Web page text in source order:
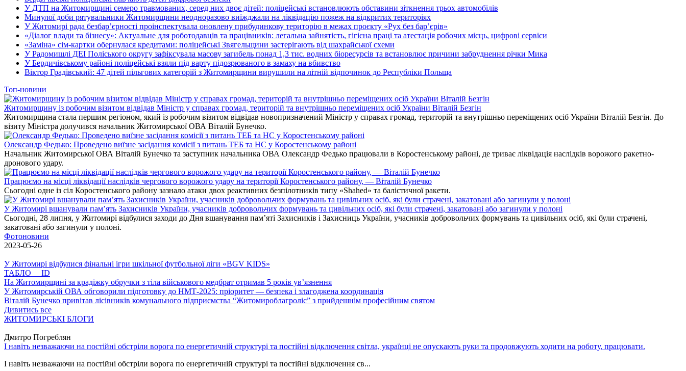
У ДТП на Житомирщині семеро травмованих, серед них двоє дітей: поліцейські встановлюють обставини зіткнення трьох автомобілів
Минулої доби рятувальники Житомирщини неодноразово виїжджали на ліквідацію пожеж на відкритих територіях
У Житомирі рада безбар’єрності проінспектувала оновлену прибудинкову територію в межах проєкту «Рух без бар’єрів»
«Діалог влади та бізнесу»: Актуальне для роботодавців та працівників: легальна зайнятість, гігієна праці та атестація робочих місць, цифрові сервіси
«Заміна» сім-картки обернулася кредитами: поліцейські Звягельщини застерігають від шахрайської схеми
У Радомишлі ДЕІ Поліського округу зафіксувала масову загибель понад 1,3 тис. водних біоресурсів та встановлює причини забруднення річки Мика
У Бердичівському районі поліцейські взяли під варту підозрюваного в замаху на вбивство
Віктор Градівський: 47 дітей пільгових категорій з Житомирщини вирушили на літній відпочинок до Республіки Польща
Топ-новини
Житомирщину із робочим візитом відвідав Міністр у справах громад, територій та внутрішньо переміщених осіб України Віталій Безгін
Житомирщина стала першим регіоном, який із робочим візитом відвідав новопризначений Міністр у справах громад, територій та внутрішньо переміщених осіб України Віталій Безгін. До
візиту Міністра долучився начальник Житомирської ОВА Віталій Бунечко.
Олександр Федько: Проведено виїзне засідання комісії з питань ТЕБ та НС у Коростенському районі
Начальник Житомирської ОВА Віталій Бунечко та заступник начальника ОВА Олександр Федько працювали в Коростенському районі, де триває ліквідація наслідків ворожого ракетно-
дронового удару.
Працюємо на місці ліквідації наслідків чергового ворожого удару на території Коростенського району, — Віталій Бунечко
Сьогодні одне із сіл Коростенського району зазнало атаки двох реактивних безпілотників типу «Shahed» та балістичної ракети.
У Житомирі вшанували пам’ять Захисників України, учасників добровольчих формувань та цивільних осіб, які були страчені, закатовані або загинули у полоні
Сьогодні, 28 липня, у Житомирі відбулися заходи до Дня вшанування пам’яті Захисників і Захисниць України, учасників добровольчих формувань та цивільних осіб, які були страчені,
закатовані або загинули у полоні.
Фотоновини
2023-05-26
У Житомирі відбулися фінальні ігри шкільної футбольної ліги «BGV KIDS»
ТАБЛО ID
На Житомирщині за крадіжку обручки з тіла військового медбрат отримав 5 років ув’язнення
У Житомирській ОВА обговорили підготовку до НМТ-2025: пріоритет — безпека і злагоджена координація
Віталій Бунечко привітав лісівників комунального підприємства “Житомироблагроліс” з прийдешнім професійним святом
Дивитись все
ЖИТОМИРСЬКІ БЛОГИ
Дмитро Погреблян
І навіть незважаючи на постійні обстріли ворога по енергетичній структурі та постійні відключення світла, українці не опускають руки та продовжують ходити на роботу, працювати.
І навіть незважаючи на постійні обстріли ворога по енергетичній структурі та постійні відключення св...